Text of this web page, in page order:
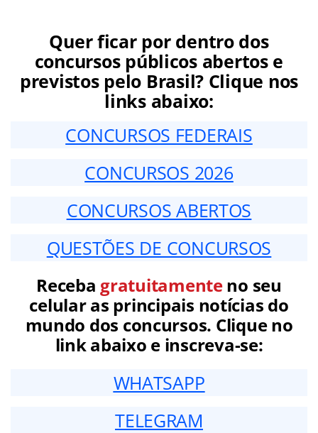
Quer ficar por dentro dos
concursos públicos abertos e
previstos pelo Brasil? Clique nos
links abaixo:
CONCURSOS FEDERAIS
CONCURSOS 2026
CONCURSOS ABERTOS
QUESTÕES DE CONCURSOS
Receba gratuitamenteno seu
celular as principais notícias do
mundo dos concursos. Clique no
link abaixo e inscreva-se:
WHATSAPP
TELEGRAM